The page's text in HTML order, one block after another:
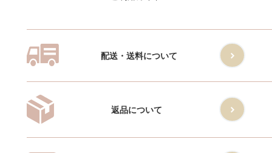
配送・送料について
返品について